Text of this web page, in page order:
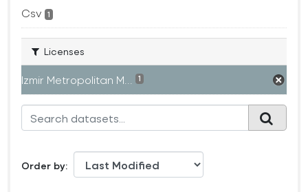
Csv 1
Licenses
Izmir Metropolitan M... 1
Order by